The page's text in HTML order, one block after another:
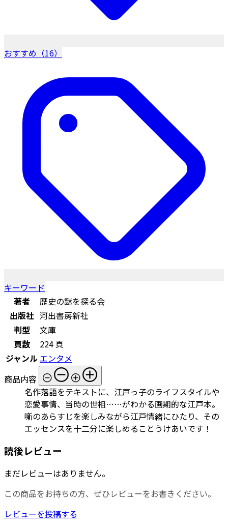
おすすめ（16）
キーワード
著者
歴史の謎を探る会
出版社 河出書房新社
判型
文庫
頁数
224 頁
ジャンル エンタメ
商品内容
名作落語をテキストに、江戸っ子のライフスタイルや
恋愛事情、当時の世相……がわかる画期的な江戸本。
噺のあらすじを楽しみながら江戸情緒にひたり、その
エッセンスを十二分に楽しめることうけあいです！
読後レビュー
まだレビューはありません。
この商品をお持ちの方、ぜひレビューをお書きください。
レビューを投稿する